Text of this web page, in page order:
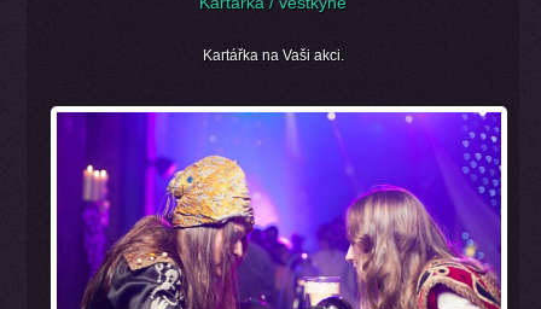
Kartářka na Vaši akci.